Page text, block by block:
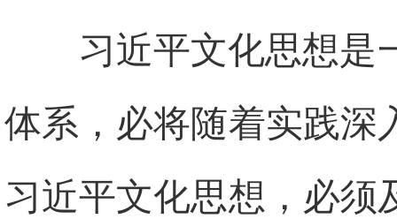
习近平文化思想是
体系，必将随着实践深
习近平文化思想，必须